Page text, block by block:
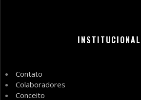
INSTITUCIONAL
Contato
Colaboradores
Conceito